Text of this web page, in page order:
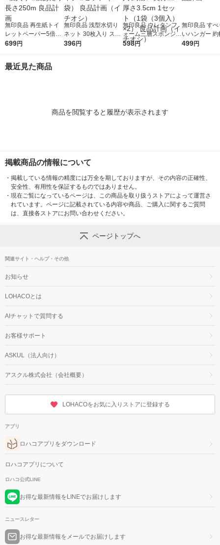
無印良品 再生紙トイ
レットペーパー5倍巻
シングル 4個入り 1個
699円
無印良品 浅型水切り
ネット 30枚入り スト
ッキングタイプ 1セッ
396円
無印良品 ウレタンフ
ォーム三層スポンジ
グレー 3個入 約幅6×
598円
無印良品 すべ
いハンガー
10本組 良品
499円
最近見た商品
商品を閲覧すると履歴が表示されます
掲載商品の情報について
・ 掲載している情報の精度には万全を期しておりますが、その内容の正確性、
安全性、有用性を保証するものではありません。
・ 現在ご覧になっているページは、この商品を取り扱うストアによって運営さ
れています。ページに記載されている内容や商品、ご購入に関するご質問
は、直接各ストアにお問い合わせください。
ページトップへ
関連サイト・ヘルプ・その他
お知らせ
LOHACOとは
AIチャットで質問する
お客様サポート
ASKUL（法人向け）
アスクル株式会社（会社概要）
LOHACOをお気に入りストアに登録する
アプリ
ロハコアプリをダウンロード
ロハコアプリについて
ロハコ公式LINE
お得な最新情報をLINEでお届けします
ニュースレター
お得な最新情報をメールでお届けします